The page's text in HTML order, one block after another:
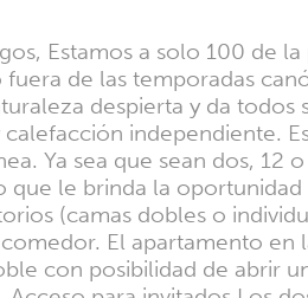
Estamos a solo 100 de
de las temporadas
despierta y da
independiente.
Ya sea que sean dos,
le brinda la
(camas dobles o
El apartamento
con posibilidad de abrir